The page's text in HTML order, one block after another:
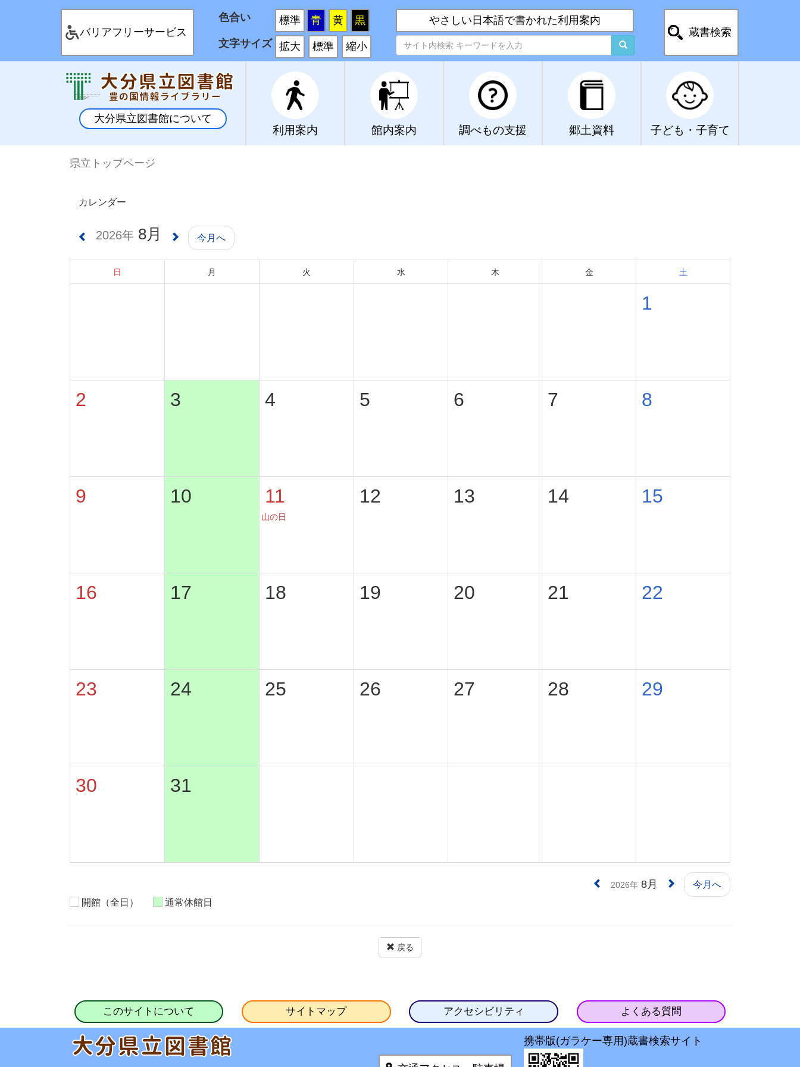
バリアフリーサービス
色合い 標準 青 黄
黒
文字サイズ 拡大 標準 縮小
やさしい日本語で書かれた利用案内
蔵書検索
大分県立図書館について
利用案内 館内案内 調べもの支援 郷土資料 子ども・子育て
県立トップページ
カレンダー
2026年 8月 今月へ
日 月 火 水 木 金 土
1
2 3 4 5 6 7 8
9 10 11
山の日
12 13 14 15
16 17 18 19 20 21 22
23 24 25 26 27 28 29
30 31
2026年 8月
今月へ
開館（全日）
通常休館日
戻る
このサイトについて サイトマップ アクセシビリティ よくある質問
携帯版(ガラケー専用)蔵書検索サイト